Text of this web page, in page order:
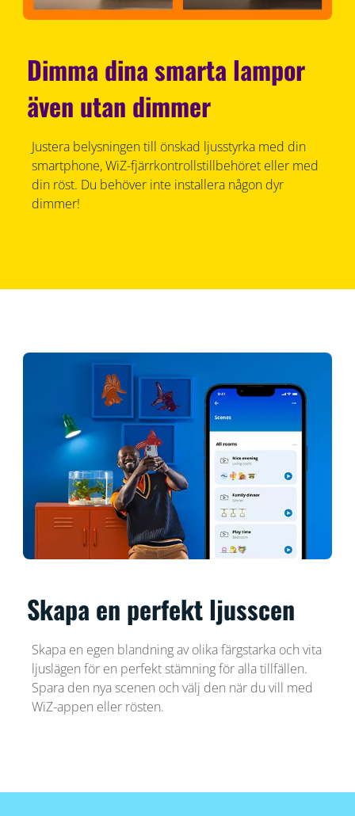
Dimma dina smarta lampor
även utan dimmer
Justera belysningen till önskad ljusstyrka med din
smartphone, WiZ-fjärrkontrollstillbehöret eller med
din röst. Du behöver inte installera någon dyr
dimmer!
Skapa en perfekt ljusscen
Skapa en egen blandning av olika färgstarka och vita
ljuslägen för en perfekt stämning för alla tillfällen.
Spara den nya scenen och välj den när du vill med
WiZ-appen eller rösten.